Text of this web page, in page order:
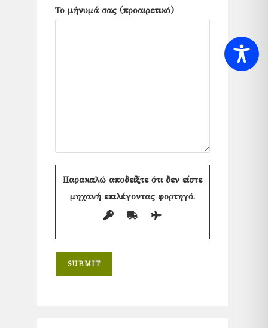
Το μήνυμά σας (προαιρετικό)
Παρακαλώ αποδείξτε ότι δεν είστε
μηχανή επιλέγονταςφορτηγό.